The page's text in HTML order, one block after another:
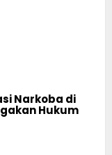
Narkoba di
Hukum